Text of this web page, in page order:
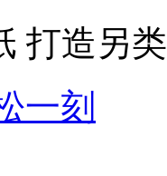
造另
一刻